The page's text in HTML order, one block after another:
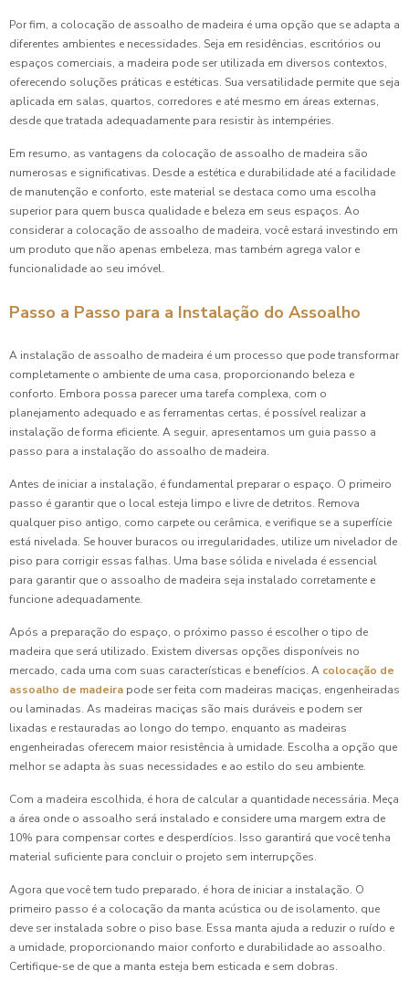
Por fim, a colocação de assoalho de madeira é uma opção que se adapta a
diferentes ambientes e necessidades. Seja em residências, escritórios ou
espaços comerciais, a madeira pode ser utilizada em diversos contextos,
oferecendo soluções práticas e estéticas. Sua versatilidade permite que seja
aplicada em salas, quartos, corredores e até mesmo em áreas externas,
desde que tratada adequadamente para resistir às intempéries.
Em resumo, as vantagens da colocação de assoalho de madeira são
numerosas e significativas. Desde a estética e durabilidade até a facilidade
de manutenção e conforto, este material se destaca como uma escolha
superior para quem busca qualidade e beleza em seus espaços. Ao
considerar a colocação de assoalho de madeira, você estará investindo em
um produto que não apenas embeleza, mas também agrega valor e
funcionalidade ao seu imóvel.
Passo a Passo para a Instalação do Assoalho
A instalação de assoalho de madeira é um processo que pode transformar
completamente o ambiente de uma casa, proporcionando beleza e
conforto. Embora possa parecer uma tarefa complexa, com o
planejamento adequado e as ferramentas certas, é possível realizar a
instalação de forma eficiente. A seguir, apresentamos um guia passo a
passo para a instalação do assoalho de madeira.
Antes de iniciar a instalação, é fundamental preparar o espaço. O primeiro
passo é garantir que o local esteja limpo e livre de detritos. Remova
qualquer piso antigo, como carpete ou cerâmica, e verifique se a superfície
está nivelada. Se houver buracos ou irregularidades, utilize um nivelador de
piso para corrigir essas falhas. Uma base sólida e nivelada é essencial
para garantir que o assoalho de madeira seja instalado corretamente e
funcione adequadamente.
Após a preparação do espaço, o próximo passo é escolher o tipo de
madeira que será utilizado. Existem diversas opções disponíveis no
mercado, cada uma com suas características e benefícios. A colocação de
assoalho de madeira pode ser feita com madeiras maciças, engenheiradas
ou laminadas. As madeiras maciças são mais duráveis e podem ser
lixadas e restauradas ao longo do tempo, enquanto as madeiras
engenheiradas oferecem maior resistência à umidade. Escolha a opção que
melhor se adapta às suas necessidades e ao estilo do seu ambiente.
Com a madeira escolhida, é hora de calcular a quantidade necessária. Meça
a área onde o assoalho será instalado e considere uma margem extra de
10% para compensar cortes e desperdícios. Isso garantirá que você tenha
material suficiente para concluir o projeto sem interrupções.
Agora que você tem tudo preparado, é hora de iniciar a instalação. O
primeiro passo é a colocação da manta acústica ou de isolamento, que
deve ser instalada sobre o piso base. Essa manta ajuda a reduzir o ruído e
a umidade, proporcionando maior conforto e durabilidade ao assoalho.
Certifique-se de que a manta esteja bem esticada e sem dobras.